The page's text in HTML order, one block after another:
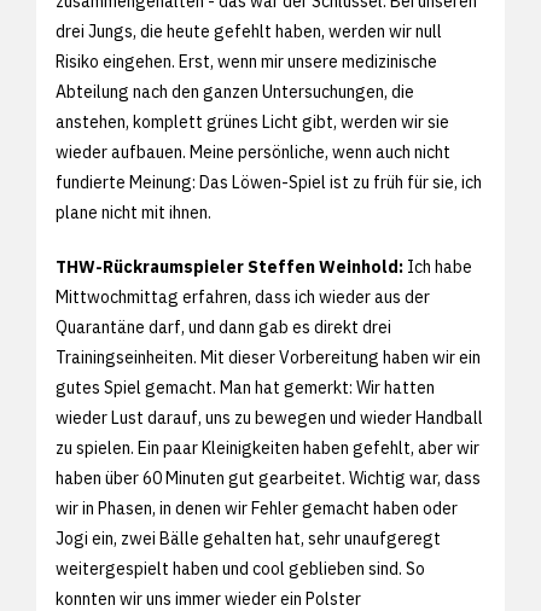
drei Jungs, die heute gefehlt haben, werden wir null
Risiko eingehen. Erst, wenn mir unsere medizinische
Abteilung nach den ganzen Untersuchungen, die
anstehen, komplett grünes Licht gibt, werden wir sie
wieder aufbauen. Meine persönliche, wenn auch nicht
fundierte Meinung: Das Löwen-Spiel ist zu früh für sie, ich
plane nicht mit ihnen.
THW-Rückraumspieler Steffen Weinhold: Ich habe
Mittwochmittag erfahren, dass ich wieder aus der
Quarantäne darf, und dann gab es direkt drei
Trainingseinheiten. Mit dieser Vorbereitung haben wir ein
gutes Spiel gemacht. Man hat gemerkt: Wir hatten
wieder Lust darauf, uns zu bewegen und wieder Handball
zu spielen. Ein paar Kleinigkeiten haben gefehlt, aber wir
haben über 60 Minuten gut gearbeitet. Wichtig war, dass
wir in Phasen, in denen wir Fehler gemacht haben oder
Jogi ein, zwei Bälle gehalten hat, sehr unaufgeregt
weitergespielt haben und cool geblieben sind. So
konnten wir uns immer wieder ein Polster